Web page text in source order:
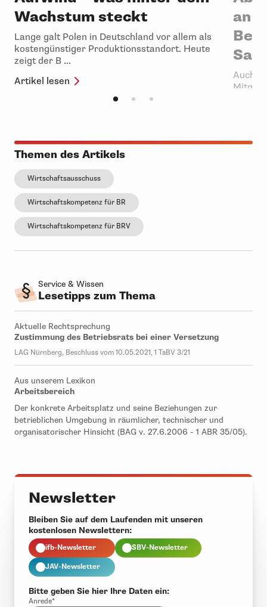
Wachstum steckt
Lange galt Polen in Deutschland vor allem als
kostengünstiger Produktionsstandort. Heute
zeigt der B ...
Artikel lesen
an
Auch
Themen des Artikels
Wirtschaftsausschuss
Wirtschaftskompetenz für BR
Wirtschaftskompetenz für BRV
Service & Wissen
Lesetipps zum Thema
Aktuelle Rechtsprechung
Zustimmung des Betriebsrats bei einer Versetzung
LAG Nürnberg, Beschluss vom 10.05.2021, 1 TaBV 3/21
Aus unserem Lexikon
Arbeitsbereich
Der konkrete Arbeitsplatz und seine Beziehungen zur
betrieblichen Umgebung in räumlicher, technischer und
organisatorischer Hinsicht (BAG v. 27.6.2006 - 1 ABR 35/05).
Newsletter
Bleiben Sie auf dem Laufenden mit unseren
kostenlosen Newslettern:
ifb-Newsletter SBV-Newsletter
JAV-Newsletter
Bitte geben Sie hier Ihre Daten ein:
Anrede*